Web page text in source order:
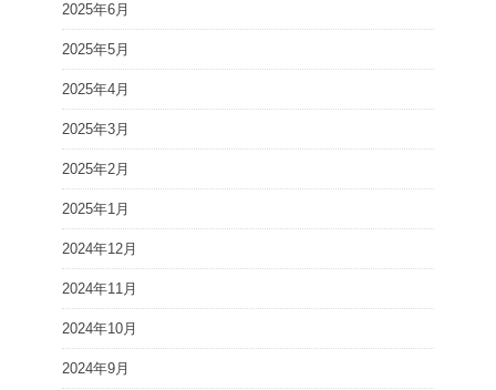
2025年6月
2025年5月
2025年4月
2025年3月
2025年2月
2025年1月
2024年12月
2024年11月
2024年10月
2024年9月